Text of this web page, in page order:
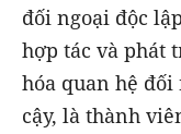
đối ngoại độc
hợp tác và phát
hóa quan hệ
cậy, là thành